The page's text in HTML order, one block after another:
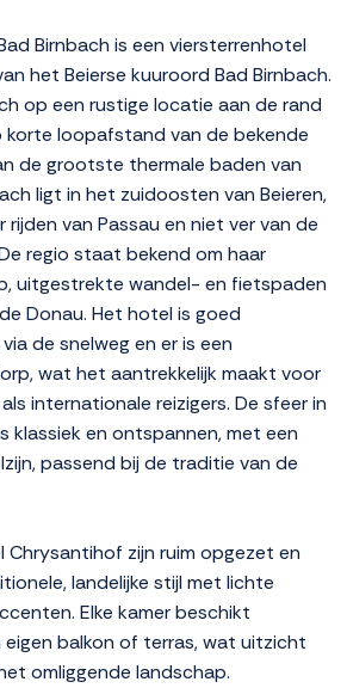
Birnbach is een viersterrenhotel
het Beierse kuuroord Bad Birnbach.
op een rustige locatie aan de rand
loopafstand van de bekende
de grootste thermale baden van
ligt in het zuidoosten van Beieren,
rijden van Passau en niet ver van de
regio staat bekend om haar
uitgestrekte wandel- en fietspaden
Donau. Het hotel is goed
de snelweg en er is een
wat het aantrekkelijk maakt voor
internationale reizigers. De sfeer in
klassiek en ontspannen, met een
passend bij de traditie van de
Chrysantihof zijn ruim opgezet en
landelijke stijl met lichte
Elke kamer beschikt
balkon of terras, wat uitzicht
omliggende landschap.